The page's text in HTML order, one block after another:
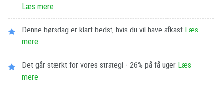
Læs mere
Denne børsdag er klart bedst, hvis du vil have afkast Læs
mere
Det går stærkt for vores strategi - 26% på få uger Læs
mere